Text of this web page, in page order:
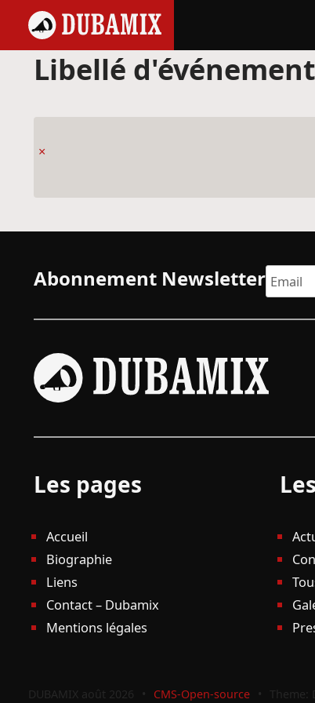
Libellé
×
Abonnement Newsletter
Les pages
Accueil
Biographie
Liens
Contact – Dubamix
Mentions légales
DUBAMIX août 2026 • CMS-Open-source • Theme: